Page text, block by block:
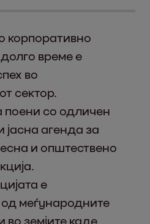
корпоративно
време е
во
сектор.
поени со одличен
јасна агенда за
и општествено
е
меѓународните
во земјите каде